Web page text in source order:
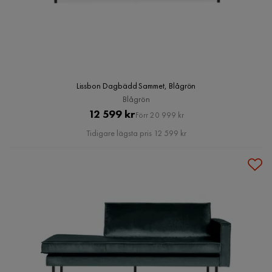
Lissbon Dagbädd Sammet, Blågrön
Blågrön
Pris
12 599 krOriginal
Pris
Förr 20 999 kr
Tidigare lägsta pris 12 599 kr